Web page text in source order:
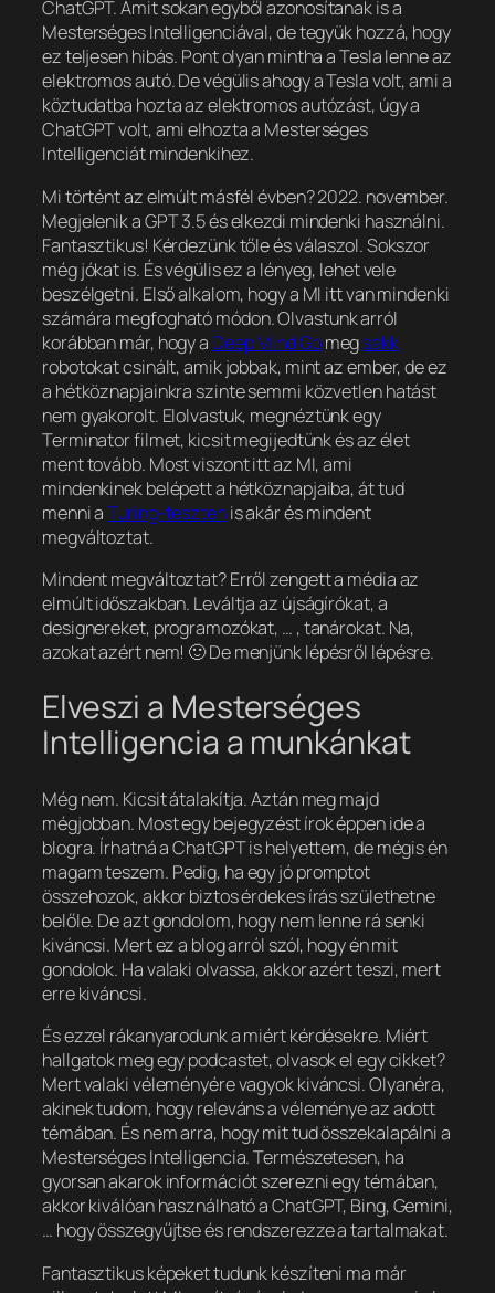
ChatGPT. Amit sokan egyből azonosítanak is a
Mesterséges Intelligenciával, de tegyük hozzá, hogy
ez teljesen hibás. Pont olyan mintha a Tesla lenne az
elektromos autó. De végülis ahogy a Tesla volt, ami a
köztudatba hozta az elektromos autózást, úgy a
ChatGPT volt, ami elhozta a Mesterséges
Intelligenciát mindenkihez.
Mi történt az elmúlt másfél évben? 2022. november.
Megjelenik a GPT 3.5 és elkezdi mindenki használni.
Fantasztikus! Kérdezünk tőle és válaszol. Sokszor
még jókat is. És végülis ez a lényeg, lehet vele
beszélgetni. Első alkalom, hogy a MI itt van mindenki
számára megfogható módon. Olvastunk arról
korábban már, hogy a Deep Mind Gomegsakk
robotokat csinált, amik jobbak, mint az ember, de ez
a hétköznapjainkra szinte semmi közvetlen hatást
nem gyakorolt. Elolvastuk, megnéztünk egy
Terminator filmet, kicsit megijedtünk és az élet
ment tovább. Most viszont itt az MI, ami
mindenkinek belépett a hétköznapjaiba, át tud
menni aTuring-tesztenis akár és mindent
megváltoztat.
Mindent megváltoztat? Erről zengett a média az
elmúlt időszakban. Leváltja az újságírókat, a
designereket, programozókat, … , tanárokat. Na,
azokat azért nem! 🙂 De menjünk lépésről lépésre.
Elveszi a Mesterséges
Intelligencia a munkánkat
Még nem. Kicsit átalakítja. Aztán meg majd
mégjobban. Most egy bejegyzést írok éppen ide a
blogra. Írhatná a ChatGPT is helyettem, de mégis én
magam teszem. Pedig, ha egy jó promptot
összehozok, akkor biztos érdekes írás születhetne
belőle. De azt gondolom, hogy nem lenne rá senki
kiváncsi. Mert ez a blog arról szól, hogy én mit
gondolok. Ha valaki olvassa, akkor azért teszi, mert
erre kiváncsi.
És ezzel rákanyarodunk a miért kérdésekre. Miért
hallgatok meg egy podcastet, olvasok el egy cikket?
Mert valaki véleményére vagyok kiváncsi. Olyanéra,
akinek tudom, hogy releváns a véleménye az adott
témában. És nem arra, hogy mit tud összekalapálni a
Mesterséges Intelligencia. Természetesen, ha
gyorsan akarok információt szerezni egy témában,
akkor kiválóan használható a ChatGPT, Bing, Gemini,
… hogy összegyűjtse és rendszerezze a tartalmakat.
Fantasztikus képeket tudunk készíteni ma már